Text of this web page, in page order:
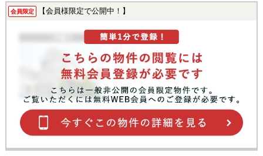
会員限定 【会員様限定で公開中！】